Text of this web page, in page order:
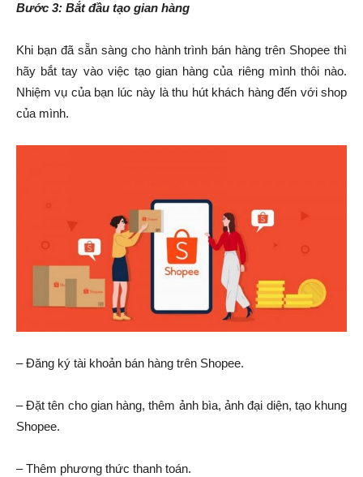
Bước 3: Bắt đầu tạo gian hàng
Khi bạn đã sẵn sàng cho hành trình bán hàng trên Shopee thì
hãy bắt tay vào việc tạo gian hàng của riêng mình thôi nào.
Nhiệm vụ của bạn lúc này là thu hút khách hàng đến với shop
của mình.
– Đăng ký tài khoản bán hàng trên Shopee.
– Đặt tên cho gian hàng, thêm ảnh bìa, ảnh đại diện, tạo khung
Shopee.
– Thêm phương thức thanh toán.